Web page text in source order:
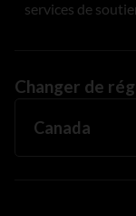
services de
Changer de